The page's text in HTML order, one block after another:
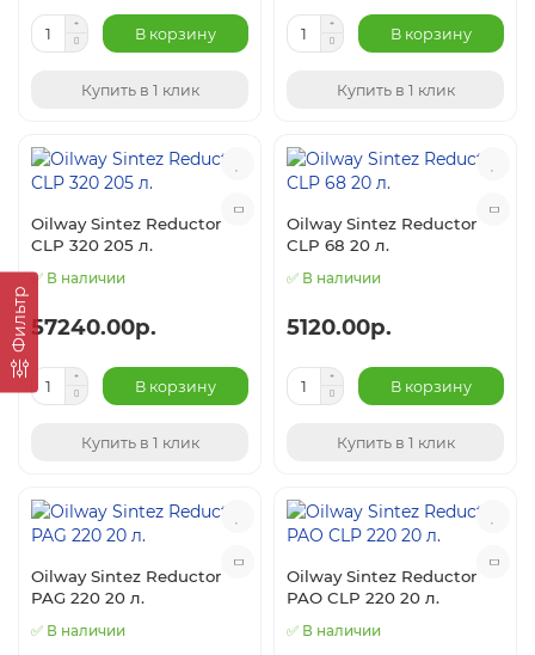
Фильтр
В корзину
Купить в 1 клик
В корзину
Купить в 1 клик
Oilway Sintez Reductor
CLP 320 205 л.
✅ В наличии
57240.00р.
В корзину
Купить в 1 клик
Oilway Sintez Reductor
CLP 68 20 л.
✅ В наличии
5120.00р.
В корзину
Купить в 1 клик
Oilway Sintez Reductor
PAG 220 20 л.
✅ В наличии
Oilway Sintez Reductor
PAO CLP 220 20 л.
✅ В наличии